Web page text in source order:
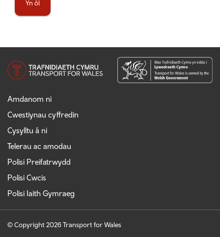
Yn ôl
Amdanom ni
Cwestiynau cyffredin
Cysylltu â ni
Telerau ac amodau
Polisi Preifatrwydd
Polisi Cwcis
Polisi Iaith Gymraeg
© Copyright 2026 Transport for Wales